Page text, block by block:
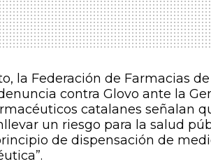
la Federación de Farmacias
contra Glovo ante la
catalanes señalan
un riesgo para la salud
de dispensación de